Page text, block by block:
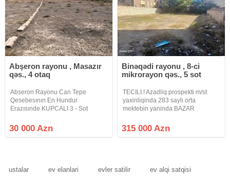
Abşeron rayonu , Masazır
qəs., 4 otaq
Abseron Rayonu Can Tepe
Qesebesının En Hundur
Erazısınde KUPCALI 3 - Sot
Teyınatı Kend Teserufatıdır.Etrafı
Tam Yasayısdır .Marsurut 142
30 000 Azn
Binəqədi rayonu , 8-ci
mikrorayon qəs., 5 sot
TECILI.! Azadliq prospekti m/st
yaxinliqinda 283 sayli orta
mektebin yaninda BAZAR
torpaq sahesi satilir torpaqin
olculeri tikinti ucun cox idealdir
315 000 Azn
ustalar ev elanlari evler satilir ev alqi satqisi